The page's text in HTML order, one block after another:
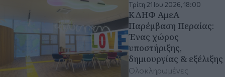
Τρίτη 21 Ιου 2026, 18:00
ΚΔΗΦ ΑμεΑ
Παρέμβαση Περαίας:
Ένας χώρος
υποστήριξης,
δημιουργίας & εξέλιξης
Ολοκληρωμένες